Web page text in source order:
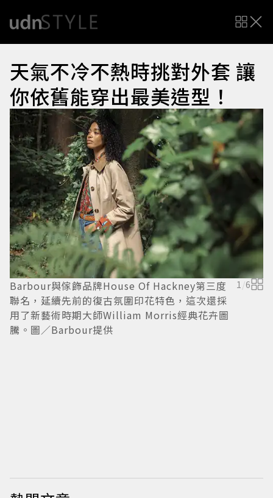
天氣不冷不熱時挑對外套 讓
你依舊能穿出最美造型！
Barbour與傢飾品牌House Of Hackney第三度
聯名，延續先前的復古氛圍印花特色，這次還採
用了新藝術時期大師William Morris經典花卉圖
騰。圖／Barbour提供
1 /6